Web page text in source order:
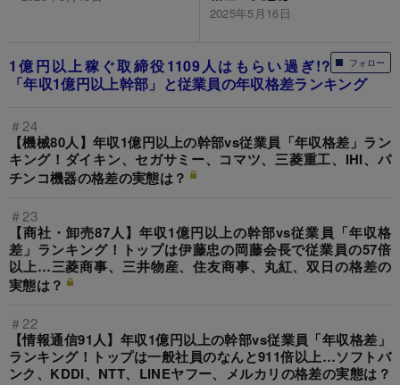
2025年5月16日
フォロー
1億円以上稼ぐ取締役1109人はもらい過ぎ!?
「年収1億円以上幹部」と従業員の年収格差ランキング
＃24
【機械80人】年収1億円以上の幹部vs従業員「年収格差」ラン
キング！ダイキン、セガサミー、コマツ、三菱重工、IHI、パ
チンコ機器の格差の実態は？
＃23
【商社・卸売87人】年収1億円以上の幹部vs従業員「年収格
差」ランキング！トップは伊藤忠の岡藤会長で従業員の57倍
以上…三菱商事、三井物産、住友商事、丸紅、双日の格差の
実態は？
＃22
【情報通信91人】年収1億円以上の幹部vs従業員「年収格差」
ランキング！トップは一般社員のなんと911倍以上…ソフトバ
ンク、KDDI、NTT、LINEヤフー、メルカリの格差の実態は？